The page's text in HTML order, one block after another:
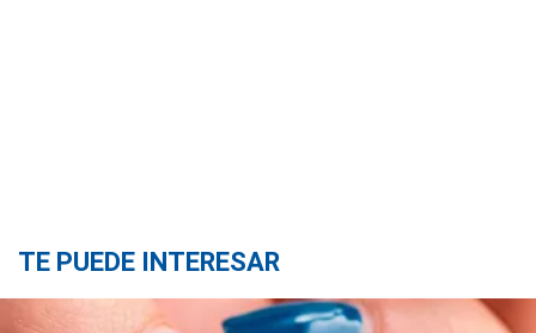
TE PUEDE INTERESAR